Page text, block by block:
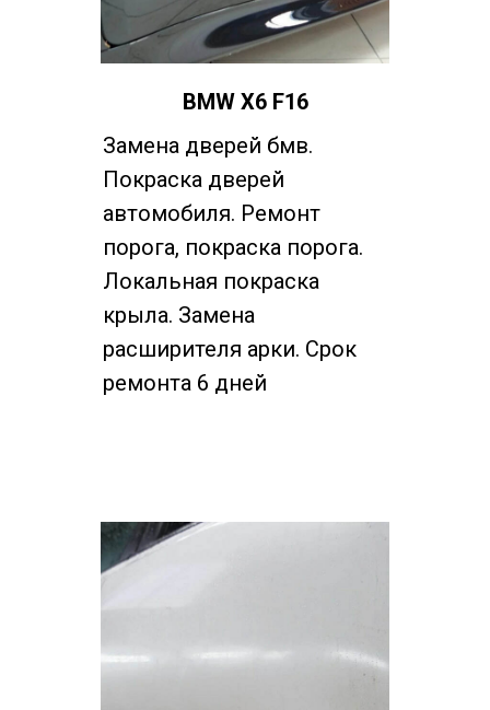
BMW X6 F16
Замена дверей бмв.
Покраска дверей
автомобиля. Ремонт
порога, покраска порога.
Локальная покраска
крыла. Замена
расширителя арки. Срок
ремонта 6 дней